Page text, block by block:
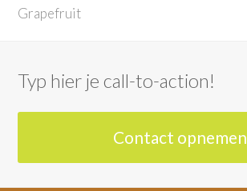
post:
Grapefruit
Typ hier je call-to-action!
Contact opnemen